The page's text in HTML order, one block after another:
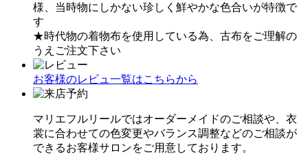
様、当時物にしかない珍しく鮮やかな色合いが特徴で
す
★時代物の着物布を使用している為、古布をご理解の
うえご注文下さい
お客様のレビュ一覧はこちらから
マリエフルリールではオーダーメイドのご相談や、衣
裳に合わせての色変更やバランス調整などのご相談が
できるお客様サロンをご用意しております。